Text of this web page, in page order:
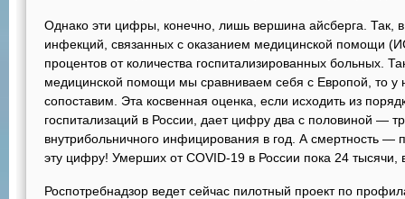
Однако эти цифры, конечно, лишь вершина айсберга. Так,
инфекций, связанных с оказанием медицинской помощи
процентов от количества госпитализированных больных.
медицинской помощи мы сравниваем себя с Европой, то у
сопоставим. Эта косвенная оценка, если исходить из
госпитализаций в России, дает цифру два с половиной —
внутрибольничного инфицирования в год. А смертность —
эту цифру! Умерших от COVID-19 в России пока 24 тысячи,
Роспотребнадзор ведет сейчас пилотный проект по